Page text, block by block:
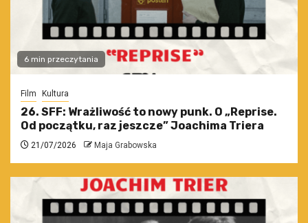
6 min przeczytania
Film Kultura
26. SFF: Wrażliwość to nowy punk. O „Reprise.
Od początku, raz jeszcze” Joachima Triera
21/07/2026 Maja Grabowska